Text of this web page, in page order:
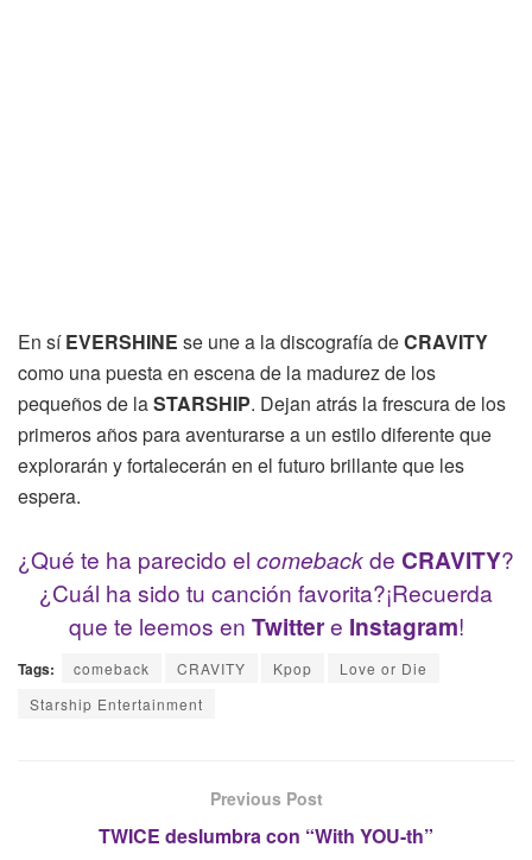
En síEVERSHINE se une a la discografía deCRAVITY
como una puesta en escena de la madurez de los
pequeños de laSTARSHIP. Dejan atrás la frescura de los
primeros años para aventurarse a un estilo diferente que
explorarán y fortalecerán en el futuro brillante que les
espera.
¿Qué te ha parecido el comebackde CRAVITY?
¿Cuál ha sido tu canción favorita?¡Recuerda
que te leemos en Twittere Instagram!
Tags: comeback CRAVITY Kpop
Love or Die
Starship Entertainment
Previous Post
TWICE deslumbra con “With YOU-th”